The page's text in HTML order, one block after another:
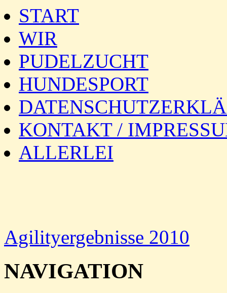
START
WIR
PUDELZUCHT
HUNDESPORT
KONTAKT /
ALLERLEI
Agilityergebnisse 2010
NAVIGATION